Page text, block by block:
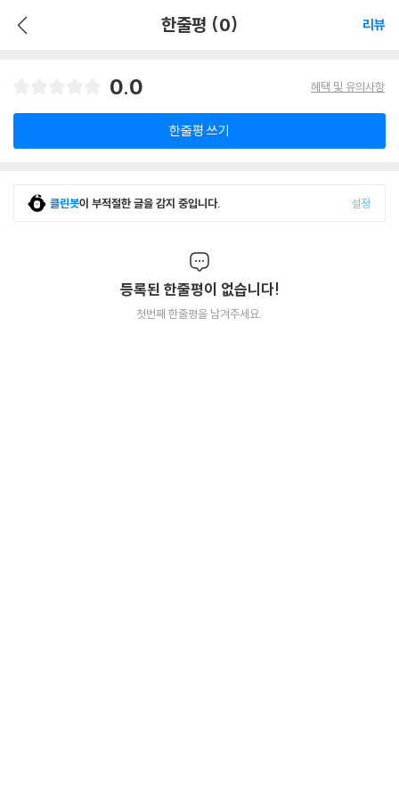
한줄평 (0) 리뷰
0.0 혜택 및 유의사항
한줄평 쓰기
클린봇이 부적절한 글을 감지 중입니다. 설정
등록된 한줄평이 없습니다!
첫번째 한줄평을 남겨주세요.